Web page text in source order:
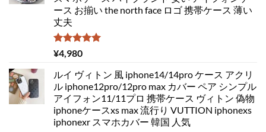
ース お揃い the north face ロゴ 携帯ケース 薄い
丈夫
5段階中
5.00
¥4,980
ルイ ヴィトン 風 iphone14/14pro ケース アクリ
ル iphone12pro/12pro max カバー ペア シンプル
アイフォン11/11プロ 携帯ケース ヴィトン 偽物
iphoneケースxs max 流行り VUTTION iphonexs
iphonexr スマホカバー 韓国 人気